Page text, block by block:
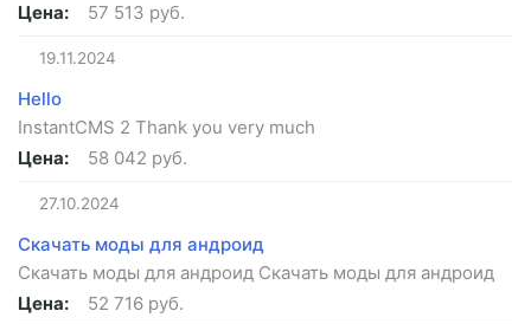
Цена:
57 513 руб.
19.11.2024
Hello
InstantCMS 2 Thank you very much
Цена:
58 042 руб.
27.10.2024
Скачать моды для андроид
Скачать моды для андроид Скачать моды для андроид
Цена:
52 716 руб.